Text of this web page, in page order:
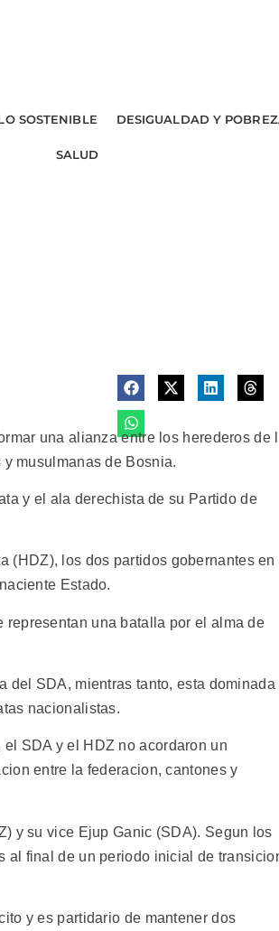
SOSTENIBLE DESIGUALDAD Y
SALUD
una alianza entre los herederos de
musulmanas de Bosnia.
y el ala derechista de su Partido de
(HDZ), los dos partidos gobernantes en
Estado.
una batalla por el alma de
SDA, mientras tanto, esta dominada
nacionalistas.
SDA y el HDZ no acordaron un
entre la federacion, cantones y
y su vice Ejup Ganic (SDA). Segun los
al final de un periodo inicial de
y es partidario de mantener dos